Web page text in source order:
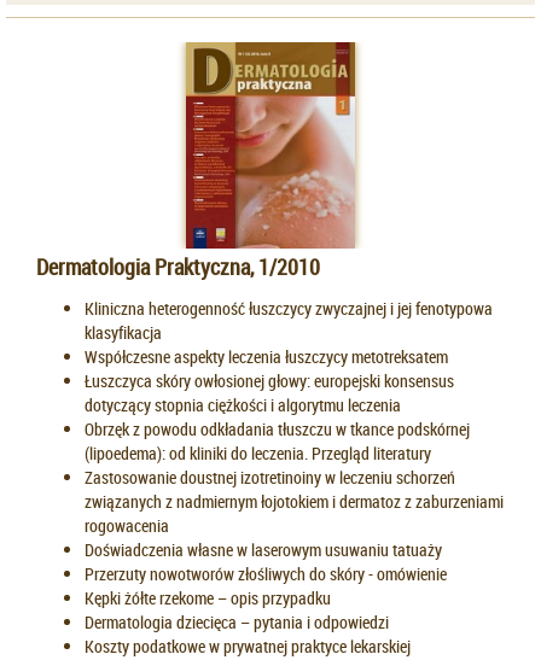
Dermatologia Praktyczna, 1/2010
Kliniczna heterogenność łuszczycy zwyczajnej i jej fenotypowa
klasyfikacja
Współczesne aspekty leczenia łuszczycy metotreksatem
Łuszczyca skóry owłosionej głowy: europejski konsensus
dotyczący stopnia ciężkości i algorytmu leczenia
Obrzęk z powodu odkładania tłuszczu w tkance podskórnej
(lipoedema): od kliniki do leczenia. Przegląd literatury
Zastosowanie doustnej izotretinoiny w leczeniu schorzeń
związanych z nadmiernym łojotokiem i dermatoz z zaburzeniami
rogowacenia
Doświadczenia własne w laserowym usuwaniu tatuaży
Przerzuty nowotworów złośliwych do skóry - omówienie
Kępki żółte rzekome – opis przypadku
Dermatologia dziecięca – pytania i odpowiedzi
Koszty podatkowe w prywatnej praktyce lekarskiej